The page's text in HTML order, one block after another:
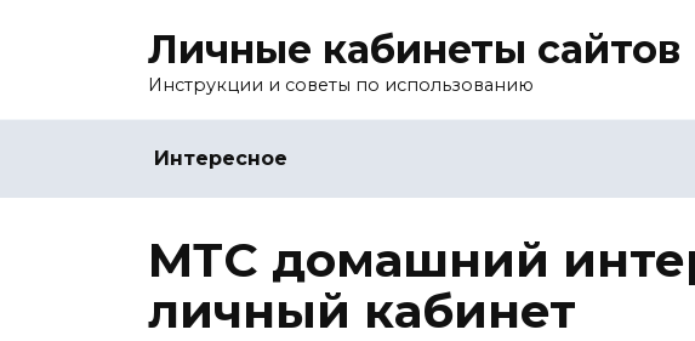
Личные кабинеты сайтов
Инструкции и советы по использованию
Интересное
МТС домашний
личный кабинет